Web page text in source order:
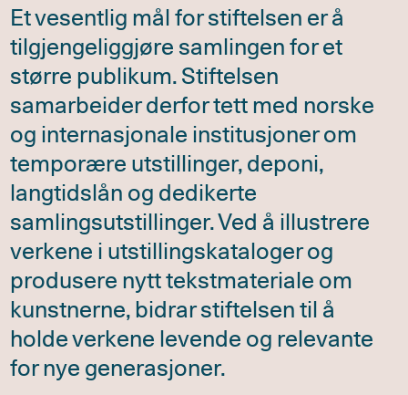
Et vesentlig mål for stiftelsen er å
tilgjengeliggjøre samlingen for et
større publikum. Stiftelsen
samarbeider derfor tett med norske
og internasjonale institusjoner om
temporære utstillinger, deponi,
langtidslån og dedikerte
samlingsutstillinger. Ved å illustrere
verkene i utstillingskataloger og
produsere nytt tekstmateriale om
kunstnerne, bidrar stiftelsen til å
holde verkene levende og relevante
for nye generasjoner.